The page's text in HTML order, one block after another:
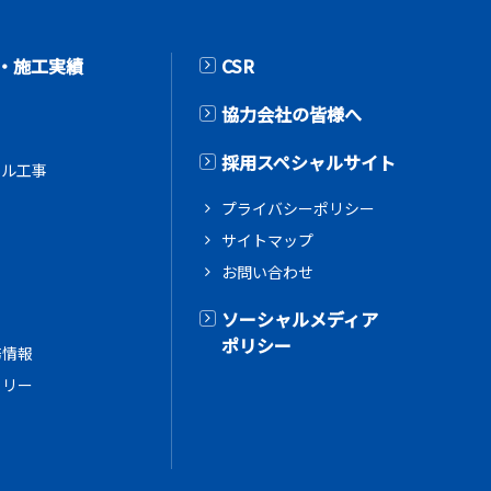
施工実績
工事
報
ー
CSR
協力会社の皆様へ
採用スペシャルサイト
プライバシーポリシー
サイトマップ
お問い合わせ
ソーシャルメディア
ポリシー